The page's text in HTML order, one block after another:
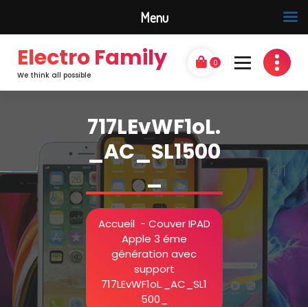
Electro Family
We think all possible
0
717LEvWF1oL.
_AC_SL1500
_
Accueil- Couver IPAD
Apple 3 éme
génération avec
support
717LEvWF1oL._AC_SL1
500_
Menu